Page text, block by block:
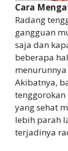
Cara
Radang
gangguan
saja dan
beberapa
Akibatnya,
yang sehat
lebih parah
terjadinya